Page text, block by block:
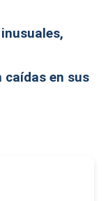
caídas en sus